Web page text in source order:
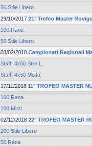
50 Stile Libero
29/10/2017 21° Trofeo Master
100 Rana
50 Stile Libero
03/02/2018 Campionati Regionali
Staff. 4x50 Stile L.
Staff. 4x50 Mista
17/11/2018 11° TROFEO MASTER
100 Rana
100 Misti
02/12/2018 22° TROFEO MASTER
200 Stile Libero
50 Rana